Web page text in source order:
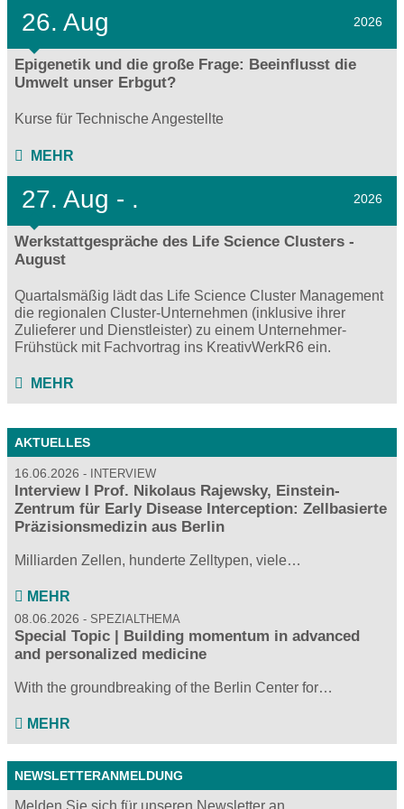
26. Aug 2026
Epigenetik und die große Frage: Beeinflusst die
Umwelt unser Erbgut?
Kurse für Technische Angestellte
MEHR
27. Aug - . 2026
Werkstattgespräche des Life Science Clusters -
August
Quartalsmäßig lädt das Life Science Cluster Management
die regionalen Cluster-Unternehmen (inklusive ihrer
Zulieferer und Dienstleister) zu einem Unternehmer-
Frühstück mit Fachvortrag ins KreativWerkR6 ein.
MEHR
AKTUELLES
16.06.2026 INTERVIEW
Interview I Prof. Nikolaus Rajewsky, Einstein-
Zentrum für Early Disease Interception: Zellbasierte
Präzisionsmedizin aus Berlin
Milliarden Zellen, hunderte Zelltypen, viele…
MEHR
08.06.2026 SPEZIALTHEMA
Special Topic | Building momentum in advanced
and personalized medicine
With the groundbreaking of the Berlin Center for…
MEHR
NEWSLETTERANMELDUNG